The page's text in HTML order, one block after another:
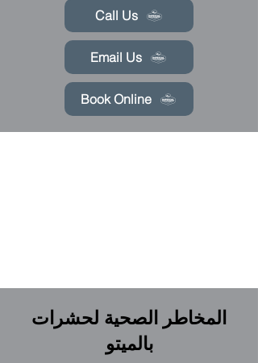
Call Us
Email Us
Book Online
المخاطر الصحية لحشرات
بالميتو